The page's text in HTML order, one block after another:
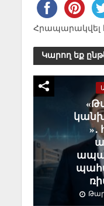
Հրապարակվել է`
Կարող եք
»․